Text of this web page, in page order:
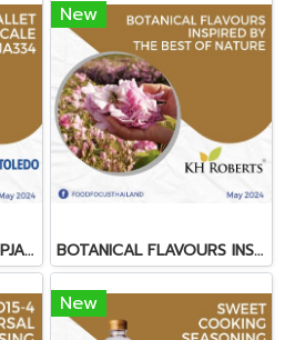
PALLET TRUCK SCALE PJA334
New
BOTANICAL FLAVOURS INSPIRED BY THE BEST OF NATURE
New